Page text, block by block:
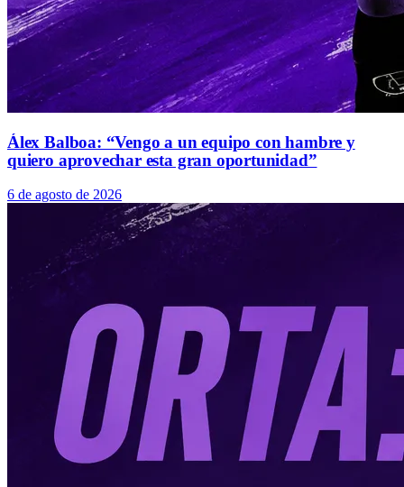
Álex Balboa: “Vengo a un equipo con hambre y
quiero aprovechar esta gran oportunidad”
6 de agosto de 2026